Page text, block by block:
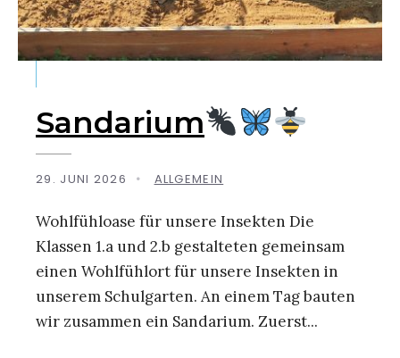
Sandarium
29. JUNI 2026 • ALLGEMEIN
Wohlfühloase für unsere Insekten Die
Klassen 1.a und 2.b gestalteten gemeinsam
einen Wohlfühlort für unsere Insekten in
unserem Schulgarten. An einem Tag bauten
wir zusammen ein Sandarium. Zuerst...